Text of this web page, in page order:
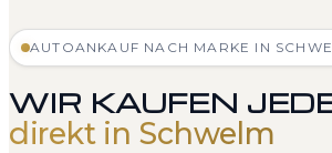
AUTOANKAUF NACH MARKE IN
WIR KAUFEN
direkt in Schwelm